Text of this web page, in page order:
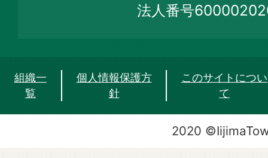
法人番号
組織一
覧
個人情報保護方
針
このサイトについ
て
2020